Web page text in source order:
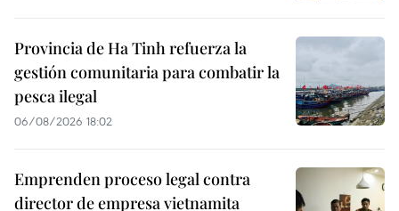
Provincia de Ha Tinh refuerza la
gestión comunitaria para combatir la
pesca ilegal
06/08/2026 18:02
Emprenden proceso legal contra
director de empresa vietnamita